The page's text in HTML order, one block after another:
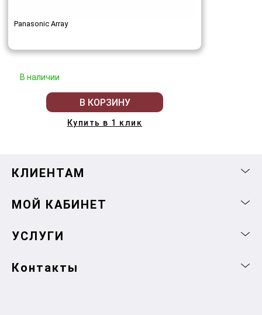
Panasonic Array
В наличии
В КОРЗИНУ
Купить в 1 клик
КЛИЕНТАМ
МОЙ КАБИНЕТ
УСЛУГИ
Контакты